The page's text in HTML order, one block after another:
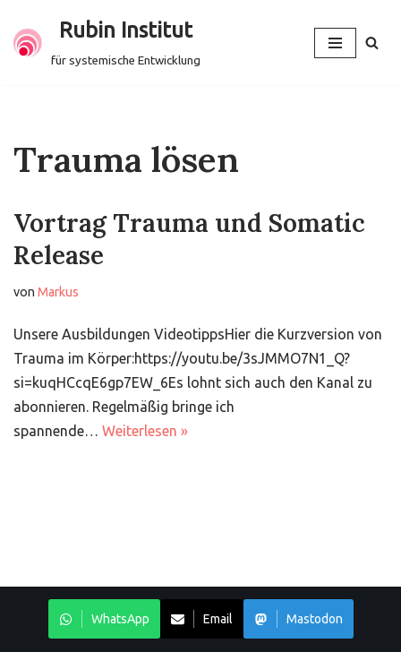
Zum
Rubin Institut
für systemische Entwicklung
Trauma lösen
Vortrag Trauma und Somatic
Release
von Markus
Unsere Ausbildungen VideotippsHier die Kurzversion von
Trauma im Körper:https://youtu.be/3sJMMO7N1_Q?
si=kuqHCcqE6gp7EW_6Es lohnt sich auch den Kanal zu
abonnieren. Regelmäßig bringe ich
spannende… Weiterlesen »
WhatsApp Email Mastodon